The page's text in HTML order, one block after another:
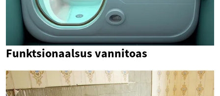
Funktsionaalsus vannitoas